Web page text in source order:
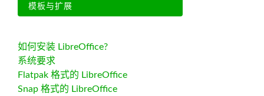
模板与扩展
如何安装 LibreOffice?
系统要求
Flatpak 格式的 LibreOffice
Snap 格式的 LibreOffice